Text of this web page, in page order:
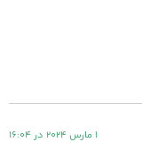
1 مارس 2024 در 16:04